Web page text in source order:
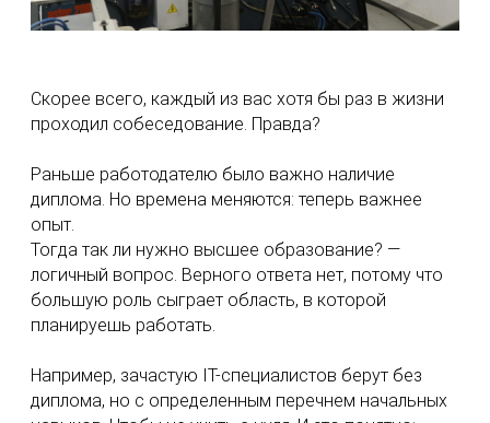
Скорее всего, каждый из вас хотя бы раз в жизни
проходил собеседование. Правда?
Раньше работодателю было важно наличие
диплома. Но времена меняются: теперь важнее
опыт.
Тогда так ли нужно высшее образование? —
логичный вопрос. Верного ответа нет, потому что
большую роль сыграет область, в которой
планируешь работать.
Например, зачастую IT-специалистов берут без
диплома, но с определенным перечнем начальных